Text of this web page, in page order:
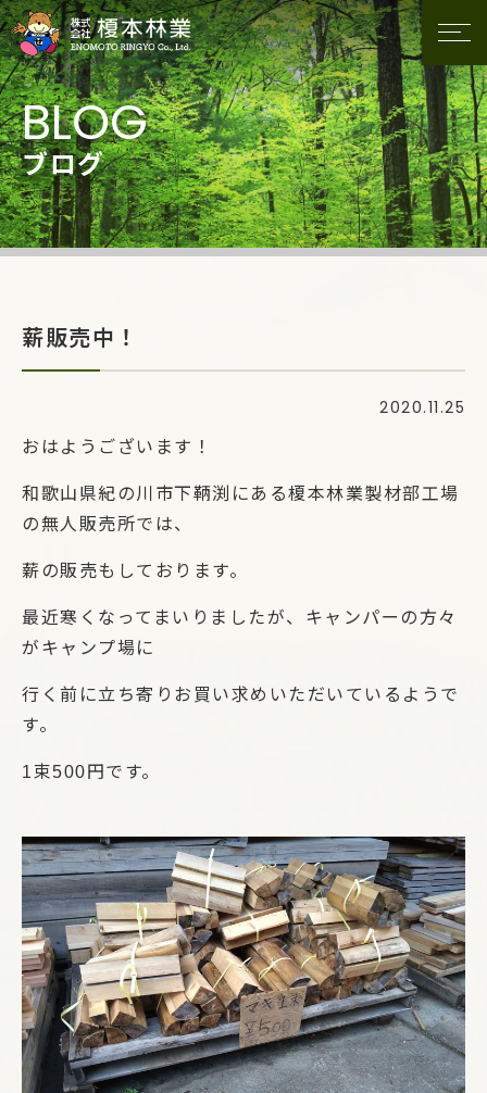
ブログ
薪販売中！
2020.11.25
おはようございます！
和歌山県紀の川市下鞆渕にある榎本林業製材部工場
の無人販売所では、
薪の販売もしております。
最近寒くなってまいりましたが、キャンパーの方々
がキャンプ場に
行く前に立ち寄りお買い求めいただいているようで
す。
1束500円です。